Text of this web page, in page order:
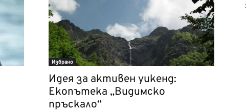
Избрано
Идея за активен уикенд:
Екопътека „Видимско
пръскало“